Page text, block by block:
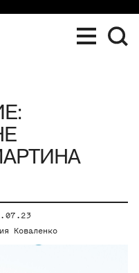
Коваленко